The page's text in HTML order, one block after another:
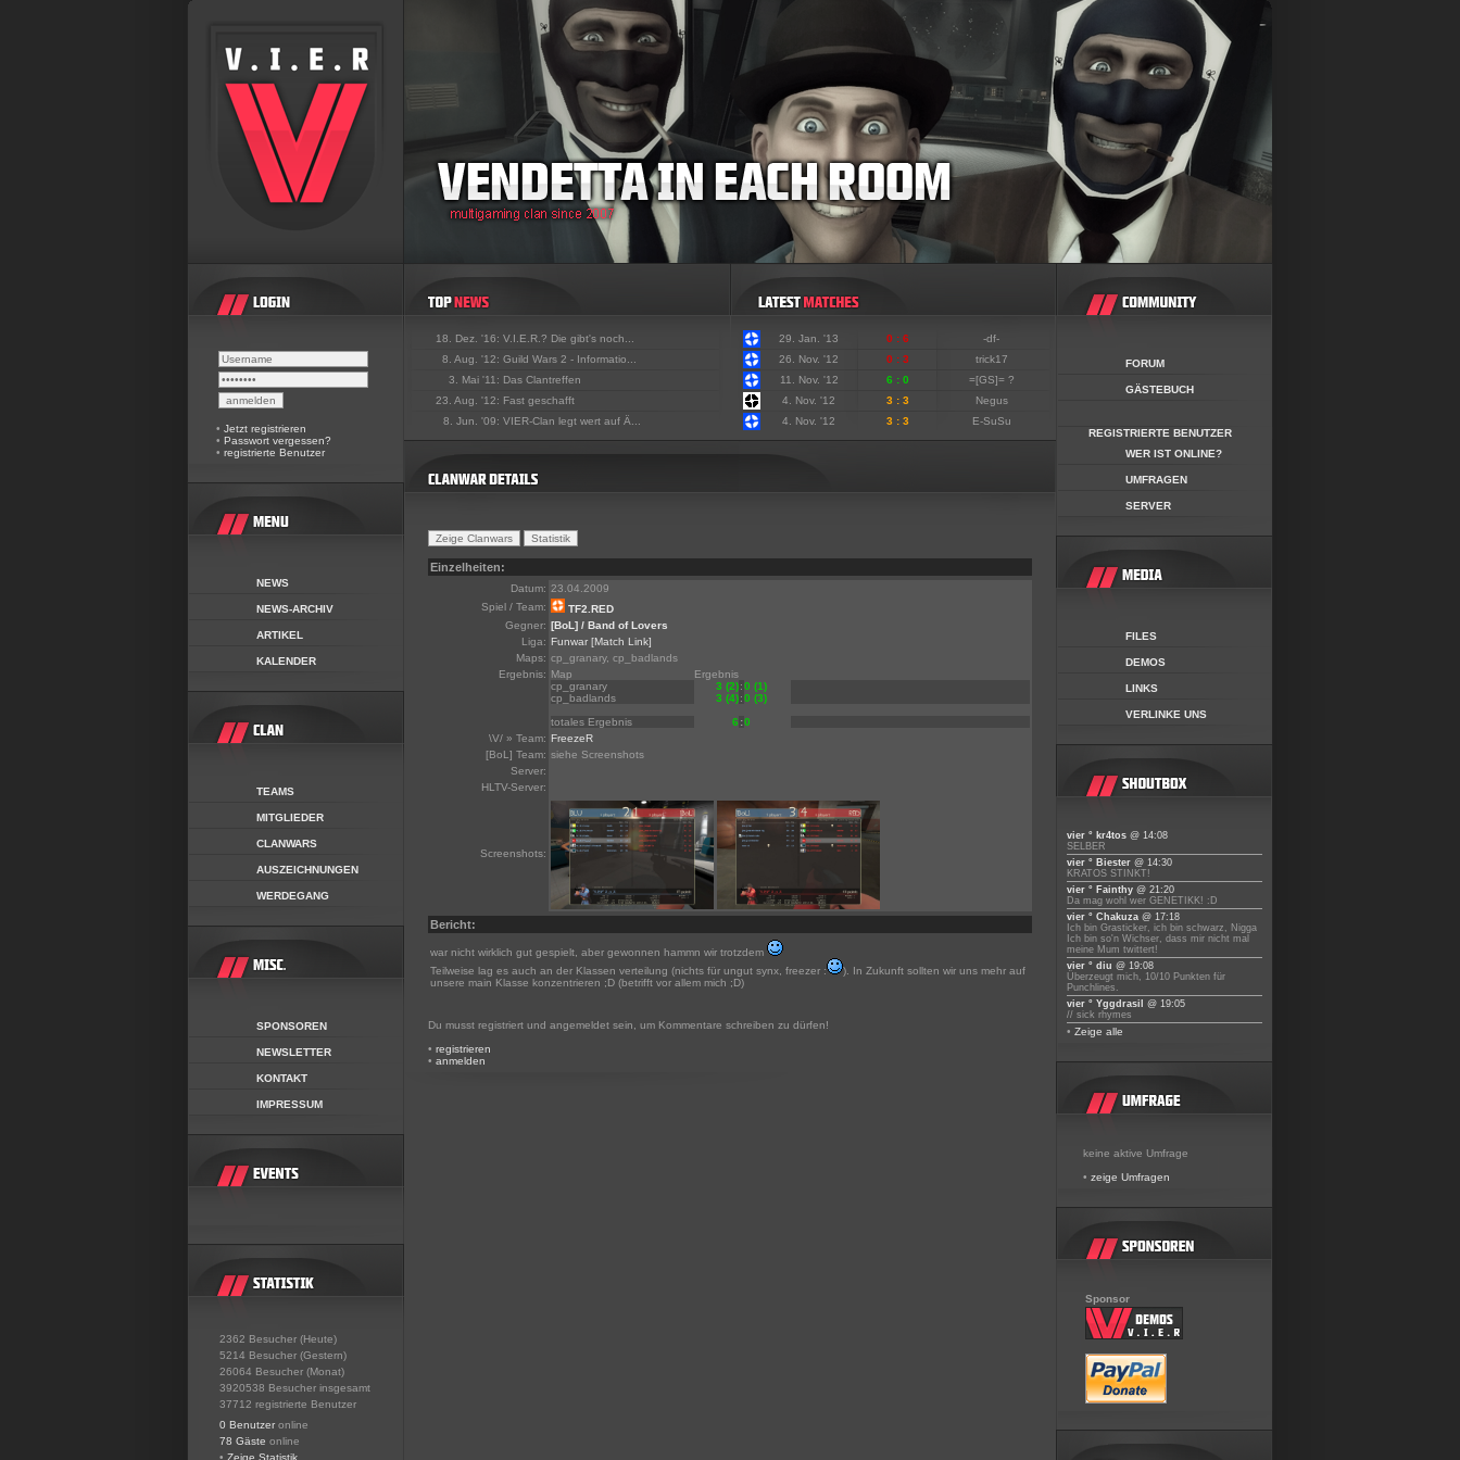
• Jetzt registrieren
• Passwort vergessen?
• registrierte Benutzer
NEWS
NEWS-ARCHIV
ARTIKEL
KALENDER
TEAMS
MITGLIEDER
CLANWARS
AUSZEICHNUNGEN
WERDEGANG
SPONSOREN
NEWSLETTER
KONTAKT
IMPRESSUM
2362 Besucher (Heute)
5214 Besucher (Gestern)
26064 Besucher (Monat)
3920538 Besucher insgesamt
37712 registrierte Benutzer
0 Benutzer online
78 Gäste online
• Zeige Statistik
18. Dez. '16: V.I.E.R.? Die gibt's noch...
8. Aug. '12: Guild Wars 2 - Informatio...
3. Mai '11: Das Clantreffen
23. Aug. '12: Fast geschafft
8. Jun. '09: VIER-Clan legt wert auf Ä...
29. Jan. '13 0 : 6
-df-
26. Nov. '12
0 : 3
trick17
11. Nov. '12
6 : 0
=[GS]= ?
4. Nov. '12
3 : 3
Negus
4. Nov. '12
3 : 3 E-SuSu
Einzelheiten:
Datum: 23.04.2009
Spiel / Team:
TF2.RED
Gegner: [BoL] / Band of Lovers
Liga: Funwar [Match Link]
Maps: cp_granary, cp_badlands
Ergebnis: Map
Ergebnis
cp_granary
3 (2):0 (1)
cp_badlands
3 (4):0 (3)
totales Ergebnis
6 :0
\V/ » Team: FreezeR
[BoL] Team: siehe Screenshots
Server:
HLTV-Server:
Screenshots:
Bericht:
war nicht wirklich gut gespielt, aber gewonnen hammn wir trotzdem
Teilweise lag es auch an der Klassen verteilung (nichts für ungut synx, freezer :
). In Zukunft sollten wir uns mehr auf
unsere main Klasse konzentrieren ;D (betrifft vor allem mich ;D)
Du musst registriert und angemeldet sein, um Kommentare schreiben zu dürfen!
• registrieren
• anmelden
FORUM
GÄSTEBUCH
REGISTRIERTE BENUTZER
WER IST ONLINE?
UMFRAGEN
SERVER
FILES
DEMOS
LINKS
VERLINKE UNS
vier ° kr4tos @ 14:08
SELBER
vier ° Biester @ 14:30
KRATOS STINKT!
vier ° Fainthy @ 21:20
Da mag wohl wer GENETIKK! :D
vier ° Chakuza @ 17:18
Ich bin Grasticker, ich bin schwarz, Nigga
Ich bin so'n Wichser, dass mir nicht mal
meine Mum twittert!
vier ° diu @ 19:08
Überzeugt mich, 10/10 Punkten für
Punchlines.
vier ° Yggdrasil
@ 19:05
// sick rhymes
• Zeige alle
keine aktive Umfrage
• zeige Umfragen
Sponsor